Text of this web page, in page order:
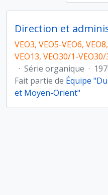
VEO3, VEO5-VEO6,
VEO13, VEO30/1-VEO30/
· Série organique ·
Fait partie de Équipe
et Moyen-Orient"